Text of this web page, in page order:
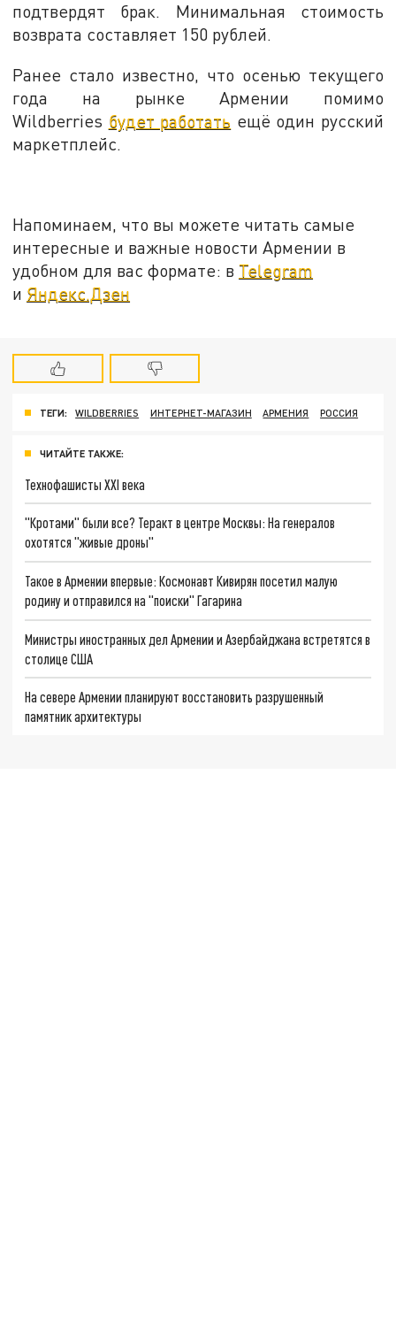
подтвердят брак. Минимальная стоимость
возврата составляет 150 рублей.
Ранее стало известно, что осенью текущего
года на рынке Армении помимо
Wildberries будет работать ещё один русский
маркетплейс.
Напоминаем, что вы можете читать самые
интересные и важные новости Армении в
удобном для вас формате: в Telegram
и Яндекс.Дзен
ТЕГИ: WILDBERRIES ИНТЕРНЕТ-МАГАЗИН АРМЕНИЯ РОССИЯ
ЧИТАЙТЕ ТАКЖЕ:
Технофашисты XXI века
"Кротами" были все? Теракт в центре Москвы: На генералов
охотятся "живые дроны"
Такое в Армении впервые: Космонавт Кивирян посетил малую
родину и отправился на "поиски" Гагарина
Министры иностранных дел Армении и Азербайджана встретятся в
столице США
На севере Армении планируют восстановить разрушенный
памятник архитектуры